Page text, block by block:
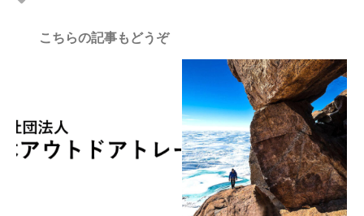
こちらの記事もどうぞ